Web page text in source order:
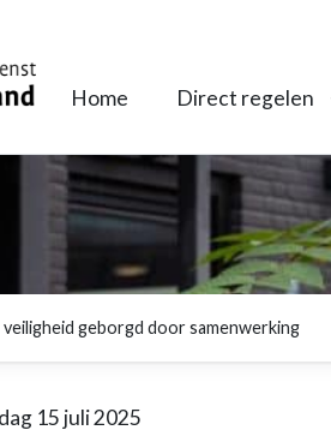
Home
Direct regelen
geborgd door samenwerking
15 juli 2025